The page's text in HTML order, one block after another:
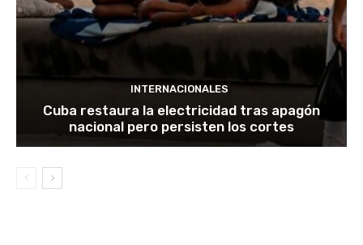
INTERNACIONALES
Cuba restaura la electricidad tras apagón
nacional pero persisten los cortes